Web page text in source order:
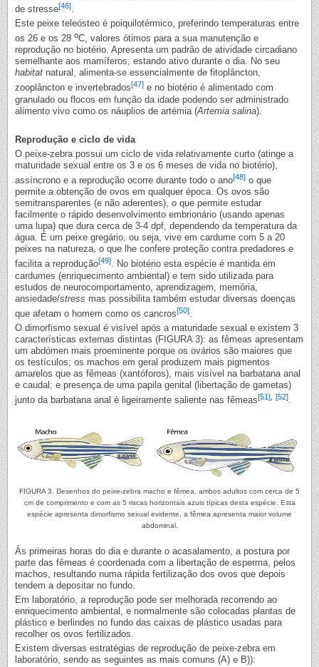
de stresse[46].
Este peixe teleósteo é poiquilotérmico, preferindo temperaturas entre
os 26 e os 28 oC, valores ótimos para a sua manutenção e
reprodução no biotério. Apresenta um padrão de atividade circadiano
semelhante aos mamíferos, estando ativo durante o dia. No seu
habitat natural, alimenta-se essencialmente de fitoplâncton,
zooplâncton e invertebrados[47] e no biotério é alimentado com
granulado ou flocos em função da idade podendo ser administrado
alimento vivo como os náuplios de artémia (Artemia salina).
Reprodução e ciclo de vida
O peixe-zebra possui um ciclo de vida relativamente curto (atinge a
maturidade sexual entre os 3 e os 6 meses de vida no biotério),
assíncrono e a reprodução ocorre durante todo o ano[48] o que
permite a obtenção de ovos em qualquer época. Os ovos são
semitransparentes (e não aderentes), o que permite estudar
facilmente o rápido desenvolvimento embrionário (usando apenas
uma lupa) que dura cerca de 3-4 dpf, dependendo da temperatura da
água. É um peixe gregário, ou seja, vive em cardume com 5 a 20
peixes na natureza, o que lhe confere proteção contra predadores e
facilita a reprodução[49]. No biotério esta espécie é mantida em
cardumes (enriquecimento ambiental) e tem sido utilizada para
estudos de neurocomportamento, aprendizagem, memória,
ansiedade/stress mas possibilita também estudar diversas doenças
que afetam o homem como os cancros[50]
O dimorfismo sexual é visível após a maturidade sexual e existem 3
características externas distintas (FIGURA 3): as fêmeas apresentam
um abdómen mais proeminente porque os ovários são maiores que
os testículos; os machos em geral produzem mais pigmentos
amarelos que as fêmeas (xantóforos), mais visível na barbatana anal
e caudal; e presença de uma papila genital (libertação de gametas)
junto da barbatana anal é ligeiramente saliente nas fêmeas[51] [52].
FIGURA 3. Desenhos do peixe-zebra macho e fêmea, ambos adultos com cerca de 5
cm de comprimento e com as 5 riscas horizontais azuis típicas desta espécie. Esta
espécie apresenta dimorfismo sexual evidente, a fêmea apresenta maior volume
abdominal.
Às primeiras horas do dia e durante o acasalamento, a postura por
parte das fêmeas é coordenada com a libertação de esperma, pelos
machos, resultando numa rápida fertilização dos ovos que depois
tendem a depositar no fundo.
Em laboratório, a reprodução pode ser melhorada recorrendo ao
enriquecimento ambiental, e normalmente são colocadas plantas de
plástico e berlindes no fundo das caixas de plástico usadas para
recolher os ovos fertilizados.
Existem diversas estratégias de reprodução de peixe-zebra em
laboratório, sendo as seguintes as mais comuns (A) e B)):